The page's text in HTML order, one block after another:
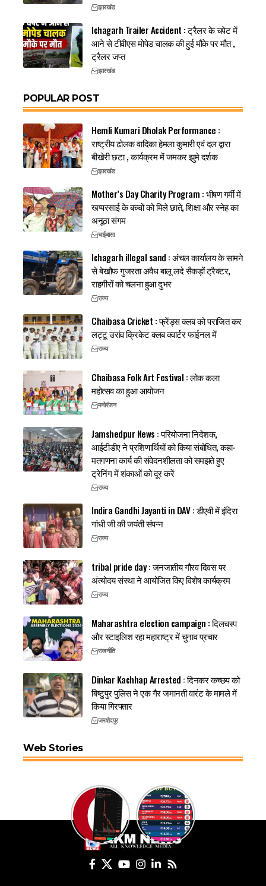
झारखंड
Ichagarh Trailer Accident : ट्रैलर के चपेट में
आने से टीवीएस मोपेड चालक की हुई मौके पर मौत ,
ट्रैलर जप्त
झारखंड
POPULAR POST
Hemli Kumari Dholak Performance :
राष्ट्रीय ढोलक वादिका हेमला कुमारी एवं दल द्वारा
बीखेरी छटा , कार्यक्रम में जमकर झुमे दर्शक
झारखंड
Mother’s Day Charity Program : भीषण गर्मी में
खप्परसाई के बच्चों को मिले छाते, शिक्षा और स्नेह का
अनूठा संगम
चाईबासा
Ichagarh illegal sand : अंचल कार्यालय के सामने
से बेखौफ गुजरता अवैध बालू लदे सैकड़ों ट्रैक्टर,
राहगीरों को चलना हुआ दुभर
राज्य
Chaibasa Cricket : फ्रेंड्स क्लब को पराजित कर
लट्टू उरांव क्रिकेट क्लब क्वार्टर फाईनल में
राज्य
Chaibasa Folk Art Festival : लोक कला
महोत्सव का हुआ आयोजन
मनोरंजन
Jamshedpur News : परियोजना निदेशक,
आईटीडीए ने प्रशिणार्थियों को किया संबोधित, कहा-
मतगणना कार्य की संवेदनशीलता को समझते हुए
ट्रेनिंग में शंकाओं को दूर करें
राज्य
Indira Gandhi Jayanti in DAV : डीएवी में इंदिरा
गांधी जी की जयंती संपन्न
राज्य
tribal pride day : जनजातीय गौरव दिवस पर
अंत्योदय संस्था ने आयोजित किए विशेष कार्यक्रम
राज्य
Maharashtra election campaign : दिलचस्प
और स्टाइलिश रहा महाराष्ट्र में चुनाव प्रचार
राजनीति
Dinkar Kachhap Arrested : दिनकर कच्छप को
बिष्टुपुर पुलिस ने एक गैर जमानती वारंट के मामले में
किया गिरफ्तार
जमशेदपुर
Web Stories